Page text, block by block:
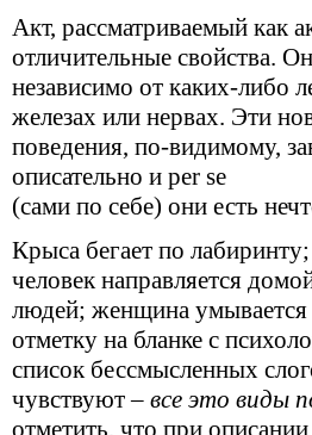
Акт, рассматриваемый как
отличительные свойства.
независимо от каких-либо
железах или нервах. Эти
поведения, по-видимому,
описательно и per se
(сами по себе) они есть
Крыса бегает по
человек направляется
людей; женщина умывается
отметку на бланке с
список бессмысленных
чувствуют – все это виды
отметить, что при